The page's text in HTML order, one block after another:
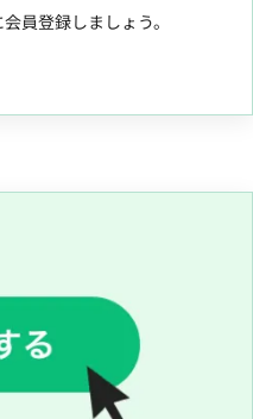
員登録しましょう。